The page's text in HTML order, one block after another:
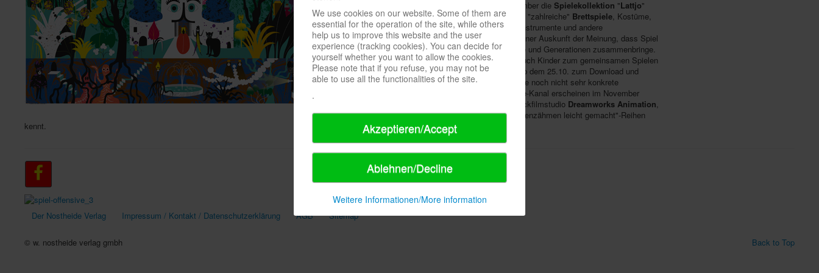
In der "Kinderwelt" der Möbelhauskette ist ab November die Spielekollektion "Lattjo"
erhältlich, die neben besagten Teileknoblereien auch "zahlreiche" Brettspiele , Kostüme,
Kegel- und Wurfspiele umfassen wird, ergänzt um Instrumente und andere
Musikaccessoires. Auch der Einrichter ist nach eigener Auskunft der Meinung, dass Spiel
eine universelle Sprache sei, die Grenzen überwinde und Generationen zusammenbringe.
Deshalb soll das neue Sortiment Erwachsene wie auch Kinder zum gemeinsamen Spielen
ermutigen. Eine dazugehörigeApp gibt es bereits ab dem 25.10. zum Download und
erfordert ein gemeinsames Lösen der Aufgaben. Eine noch nicht sehr konkrete
zu sehen. Auf dem YouTube-Kanal erscheinen im November
, produziert vom Trickfilmstudio Dreamworks Animation
das man für die "Shrek-", "Madagascar-" und "Drachenzähmen leicht gemacht"-Reihen
kennt.
Der Nostheide Verlag Impressum / Kontakt / Datenschutzerklärung AGB Sitemap
Back to Top
© w. nostheide verlag gmbh
We use cookies on our website. Some of them are
essential for the operation of the site, while others
help us to improve this website and the user
experience (tracking cookies). You can decide for
yourself whether you want to allow the cookies.
Please note that if you refuse, you may not be
able to use all the functionalities of the site.
.
Akzeptieren/Accept
Ablehnen/Decline
Weitere Informationen/More information